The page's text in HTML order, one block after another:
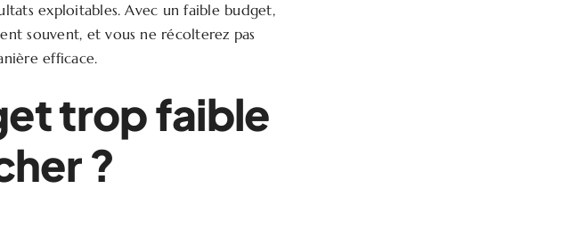
exploitables. Avec un faible budget,
souvent, et vous ne récolterez pas
efficace.
trop faible
?